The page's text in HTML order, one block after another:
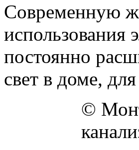
Современную
использования
постоянно
свет в доме,
©